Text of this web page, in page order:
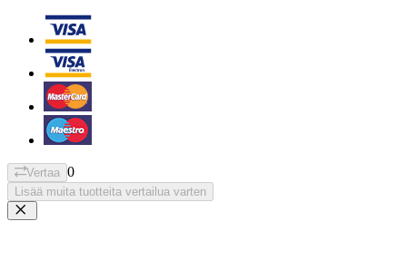
Vertaa 0
Lisää muita tuotteita vertailua varten